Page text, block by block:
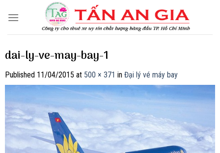
dai-ly-ve-may-bay-1
Published 11/04/2015 at 500 × 371 in Đại lý vé máy bay